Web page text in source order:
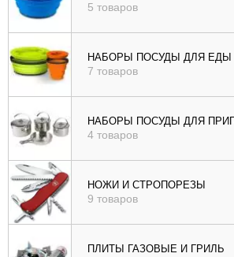
5 товаров
НАБОРЫ ПОСУДЫ ДЛЯ ЕДЫ
7 товаров
НАБОРЫ ПОСУДЫ ДЛЯ
4 товаров
НОЖИ И СТРОПОРЕЗЫ
9 товаров
ПЛИТЫ ГАЗОВЫЕ И ГРИЛЬ